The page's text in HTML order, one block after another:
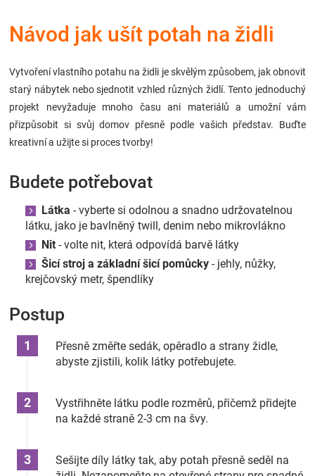
Značky
Blog
Návod jak ušít potah na židli
Vytvoření vlastního potahu na židli je skvělým způsobem, jak obnovit
starý nábytek nebo sjednotit vzhled různých židlí. Tento jednoduchý
projekt nevyžaduje mnoho času ani materiálů a umožní vám
přizpůsobit si svůj domov přesně podle vašich představ. Buďte
kreativní a užijte si proces tvorby!
Budete potřebovat
Látka - vyberte si odolnou a snadno udržovatelnou
látku, jako je bavlněný twill, denim nebo mikrovlákno
Nit - volte nit, která odpovídá barvě látky
Šicí stroj a základní šicí pomůcky - jehly, nůžky,
krejčovský metr, špendlíky
Postup
Přesně změřte sedák, opěradlo a strany židle,
abyste zjistili, kolik látky potřebujete.
Vystřihněte látku podle rozměrů, přičemž přidejte
na každé straně 2-3 cm na švy.
Sešijte díly látky tak, aby potah přesně seděl na